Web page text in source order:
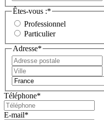
Êtes-vous :*
Professionnel
Particulier
Adresse*
Téléphone*
E-mail*